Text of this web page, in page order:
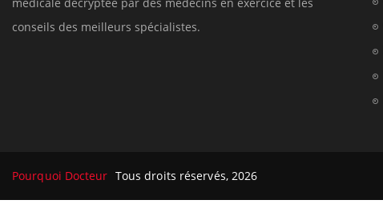
conseils des meilleurs spécialistes.
Pourquoi Docteur Tous droits réservés, 2026